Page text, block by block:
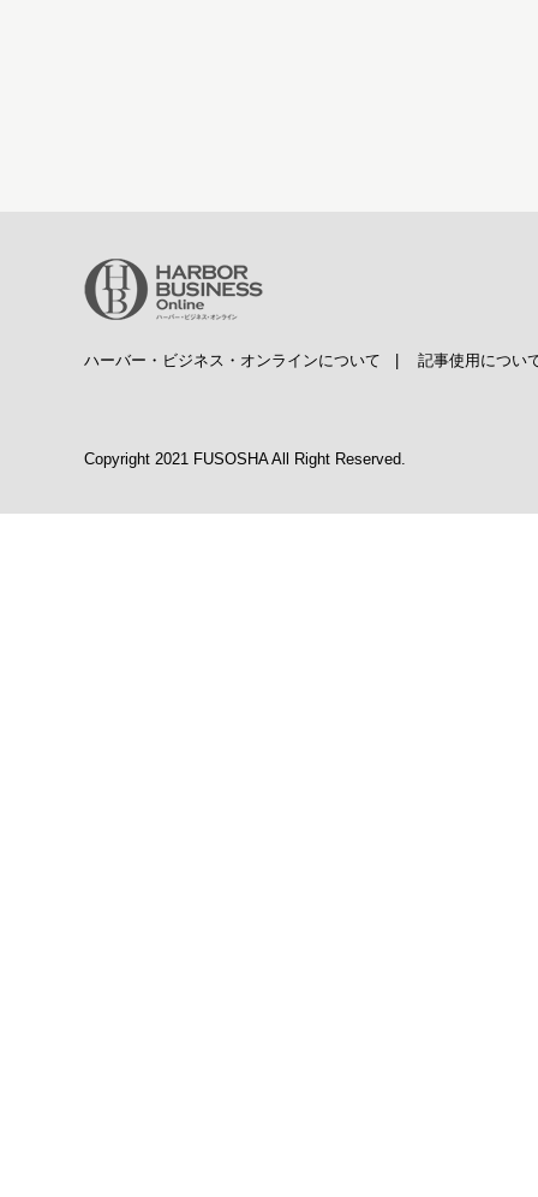
ハーバー・ビジネス・オンラインについて 記事使用につい
Copyright 2021 FUSOSHA All Right Reserved.